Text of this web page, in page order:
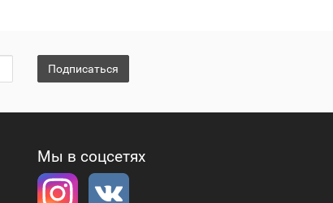
Подписаться
Мы в соцсетях